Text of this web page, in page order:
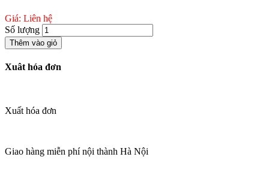
Giá: Liên hệ
Số lượng
Thêm vào giỏ
Xuât hóa đơn
Xuất hóa đơn
Giao hàng miễn phí nội thành Hà Nội